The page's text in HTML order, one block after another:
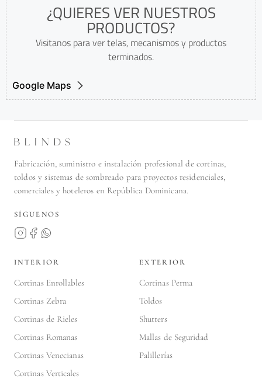
¿QUIERES VER NUESTROS
PRODUCTOS?
Visitanos para ver telas, mecanismos y productos
terminados.
Google Maps
Fabricación, suministro e instalación profesional de cortinas,
toldos y sistemas de sombreado para proyectos residenciales,
comerciales y hoteleros en República Dominicana.
SÍGUENOS
INTERIOR
Cortinas Enrollables
Cortinas Zebra
Cortinas de Rieles
Cortinas Romanas
Cortinas Venecianas
Cortinas Verticales
EXTERIOR
Cortinas Perma
Toldos
Shutters
Mallas de Seguridad
Palillerías